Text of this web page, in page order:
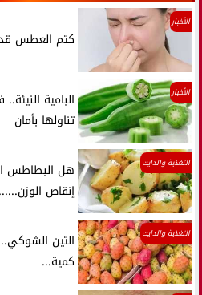
الأخبار
كتم العطس
الأخبار
البامية
تناولها بأمان
التغذية والدايت
هل البطاطس
إنقاص الوزن......
التغذية والدايت
كمية...